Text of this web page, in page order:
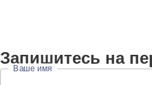
Запишитесь на
Ваше имя